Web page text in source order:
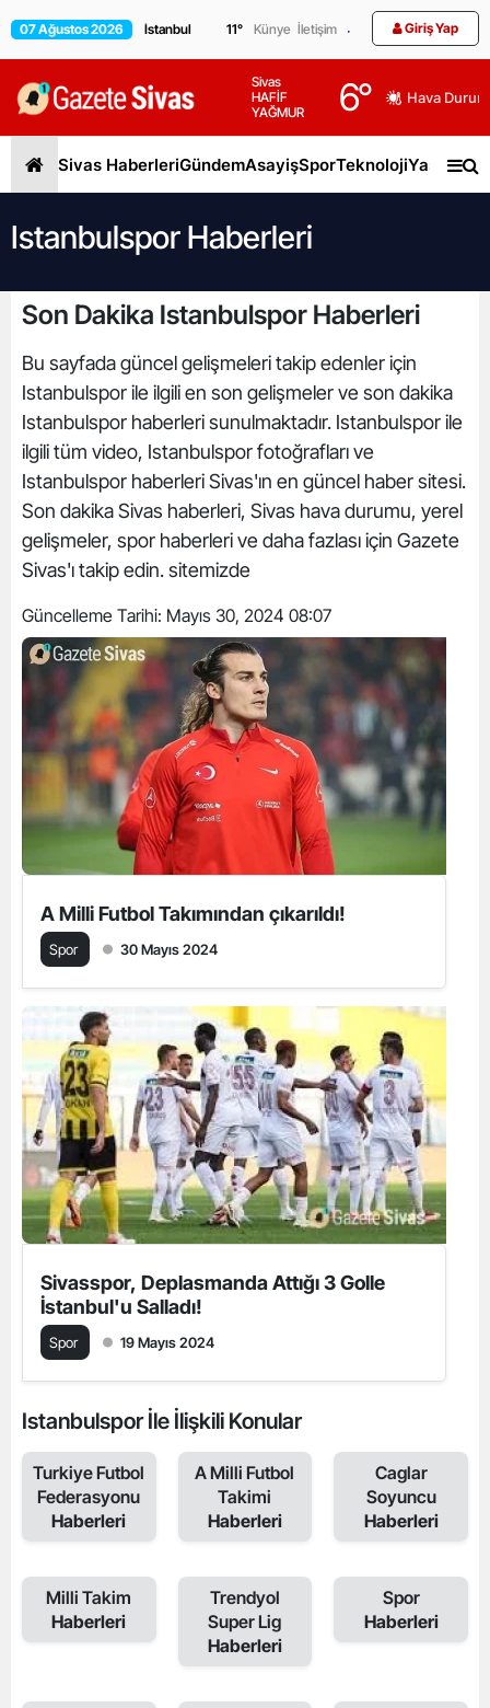
07 Ağustos 2026 11° Künye İletişim Giriş Yap
Sivas
HAFİF
YAĞMUR
6° Hava
Sivas HaberleriGündemAsayişSporTeknolojiYaşam
Istanbulspor Haberleri
Son Dakika Istanbulspor Haberleri
Bu sayfada güncel gelişmeleri takip edenler için
Istanbulspor ile ilgili en son gelişmeler ve son dakika
Istanbulspor haberleri sunulmaktadır. Istanbulspor ile
ilgili tüm video, Istanbulspor fotoğrafları ve
Istanbulspor haberleri Sivas'ın en güncel haber sitesi.
Son dakika Sivas haberleri, Sivas hava durumu, yerel
gelişmeler, spor haberleri ve daha fazlası için Gazete
Sivas'ı takip edin. sitemizde
Güncelleme Tarihi: Mayıs 30, 2024 08:07
A Milli Futbol Takımından çıkarıldı!
Spor 30 Mayıs 2024
Sivasspor, Deplasmanda Attığı 3 Golle
İstanbul'u Salladı!
Spor 19 Mayıs 2024
Istanbulspor İle İlişkili Konular
Turkiye Futbol
Federasyonu
Haberleri
A Milli Futbol
Takimi
Haberleri
Caglar
Soyuncu
Haberleri
Milli Takim
Haberleri
Trendyol
Super Lig
Haberleri
Spor
Haberleri